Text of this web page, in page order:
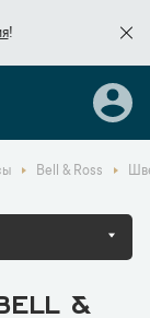
!
Bell & Ross
&